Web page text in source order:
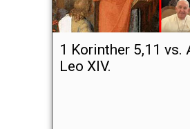
1 Korinther 5,11 vs.
Leo XIV.